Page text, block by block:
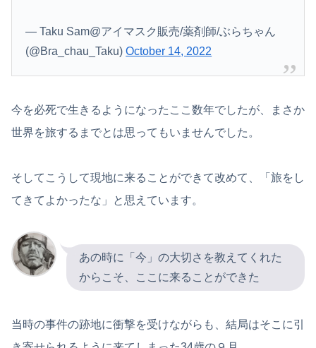
— Taku Sam@アイマスク販売/薬剤師/ぶらちゃん
(@Bra_chau_Taku)October 14, 2022
今を必死で生きるようになったここ数年でしたが、まさか
世界を旅するまでとは思ってもいませんでした。
そしてこうして現地に来ることができて改めて、「旅をし
てきてよかったな」と思えています。
あの時に「今」の大切さを教えてくれた
からこそ、ここに来ることができた
当時の事件の跡地に衝撃を受けながらも、結局はそこに引